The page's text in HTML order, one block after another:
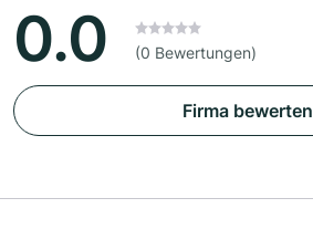
0.0 (0 Bewertungen)
Firma bewerten